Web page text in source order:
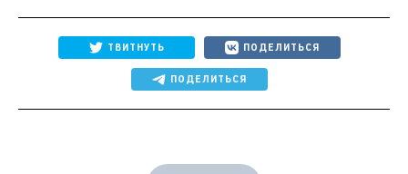
ТВИТНУТЬ ПОДЕЛИТЬСЯ
ПОДЕЛИТЬСЯ